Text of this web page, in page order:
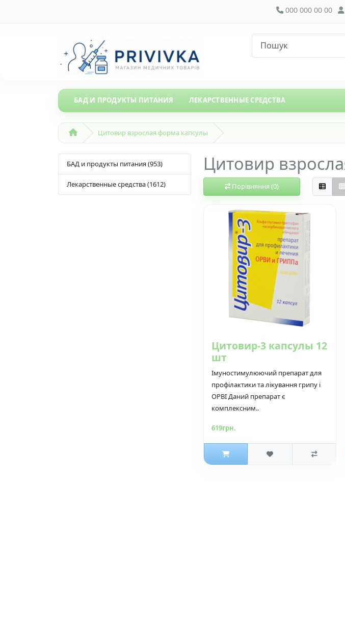
000 000 00 00
БАД И ПРОДУКТЫ ПИТАНИЯ ЛЕКАРСТВЕННЫЕ СРЕДСТВА
Цитовир взрослая форма капсулы
БАД и продукты питания (953)
Лекарственные средства (1612)
Цитовир
Порівняння (0)
Цитовир-3 капсулы 12
шт
Імуностимулюючий препарат для
профілактики та лікування грипу і
ОРВІ Даний препарат є
комплексним..
619грн.